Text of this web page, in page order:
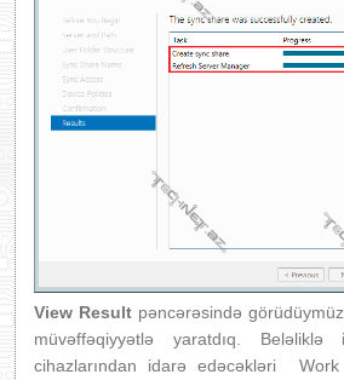
View Resultpəncərəsində görüdüymüz
müvəffəqiyyətlə yaratdıq. Beləliklə
cihazlarından idarə edəcəkləri